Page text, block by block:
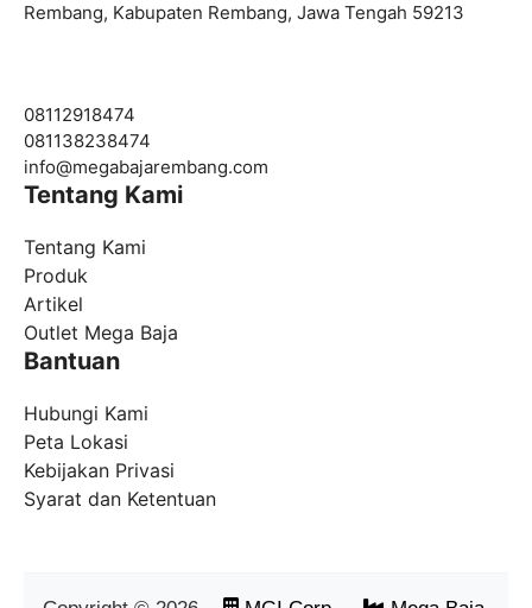
Rembang, Kabupaten Rembang, Jawa Tengah 59213
08112918474
081138238474
info@megabajarembang.com
Tentang Kami
Tentang Kami
Produk
Artikel
Outlet Mega Baja
Bantuan
Hubungi Kami
Peta Lokasi
Kebijakan Privasi
Syarat dan Ketentuan